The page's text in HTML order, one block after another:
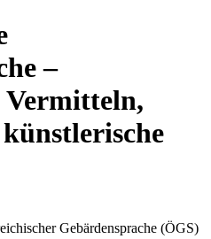
–
Vermitteln,
Gebärdensprache (ÖGS)